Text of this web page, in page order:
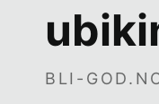
BLI-